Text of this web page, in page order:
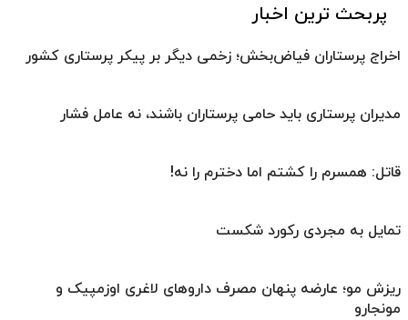
پربحث ترین اخبار
اخراج پرستاران فیاض‌بخش؛ زخمی دیگر بر پیکر پرستاری کشور
مدیران پرستاری باید حامی پرستاران باشند، نه عامل فشار
قاتل: همسرم را کشتم اما دخترم را نه!
تمایل به مجردی رکورد شکست
ریزش مو؛ عارضه پنهان مصرف داروهای لاغری اوزمپیک و
مونجارو